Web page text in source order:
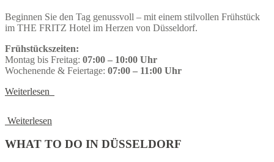
Beginnen Sie den Tag genussvoll – mit einem stilvollen Frühstück
im THE FRITZ Hotel im Herzen von Düsseldorf.
Frühstückszeiten:
Montag bis Freitag: 07:00 – 10:00 Uhr
Wochenende & Feiertage: 07:00 – 11:00 Uhr
Weiterlesen
Weiterlesen
WHAT TO DO IN DÜSSELDORF